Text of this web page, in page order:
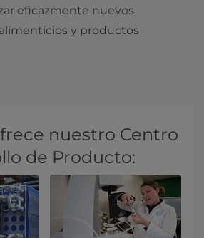
eficazmente nuevos
y productos
nuestro Centro
de Producto: